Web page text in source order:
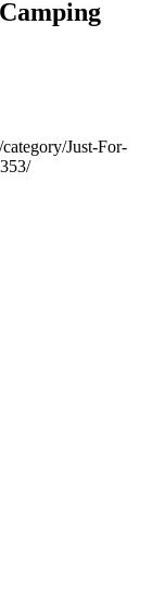
Camping
Just-For-